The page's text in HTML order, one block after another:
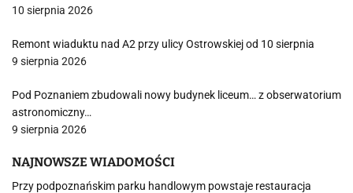
10 sierpnia 2026
Remont wiaduktu nad A2 przy ulicy Ostrowskiej od 10 sierpnia
9 sierpnia 2026
Pod Poznaniem zbudowali nowy budynek liceum… z obserwatorium
astronomiczny…
9 sierpnia 2026
NAJNOWSZE WIADOMOŚCI
Przy podpoznańskim parku handlowym powstaje restauracja